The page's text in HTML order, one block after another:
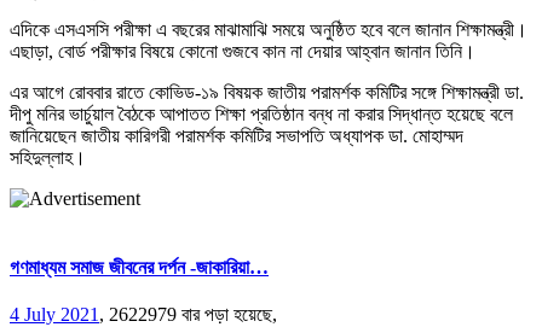
এদিকে এসএসসি পরীক্ষা এ বছরের মাঝামাঝি সময়ে অনুষ্ঠিত হবে বলে জানান শিক্ষামন্ত্রী।
এছাড়া, বোর্ড পরীক্ষার বিষয়ে কোনো গুজবে কান না দেয়ার আহ্বান জানান তিনি।
এর আগে রোববার রাতে কোভিড-১৯ বিষয়ক জাতীয় পরামর্শক কমিটির সঙ্গে শিক্ষামন্ত্রী ডা.
দীপু মনির ভার্চুয়াল বৈঠকে আপাতত শিক্ষা প্রতিষ্ঠান বন্ধ না করার সিদ্ধান্ত হয়েছে বলে
জানিয়েছেন জাতীয় কারিগরী পরামর্শক কমিটির সভাপতি অধ্যাপক ডা. মোহাম্মদ
সহিদুল্লাহ।
গণমাধ্যম সমাজ জীবনের দর্পন -জাকারিয়া…
4 July 2021 , 2622979 বার পড়া হয়েছে,